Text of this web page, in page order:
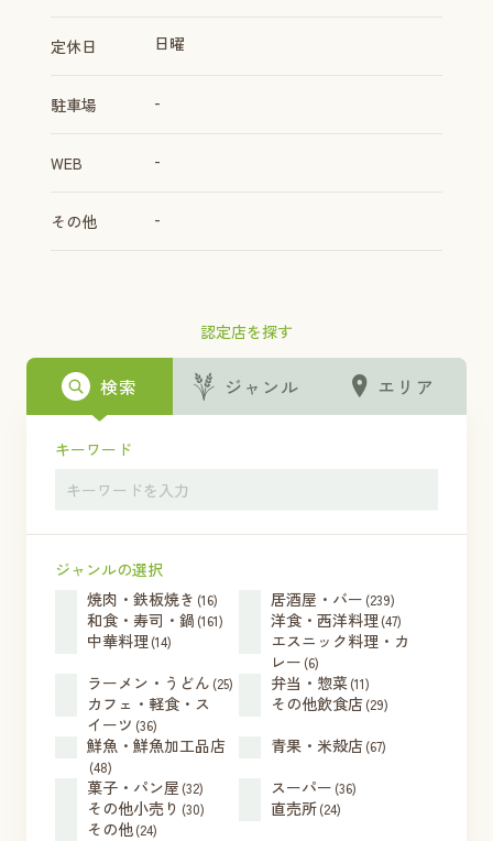
認定店を探す
検索 ジャンル エリア
キーワード
ジャンルの選択
焼肉・鉄板焼き (16) 居酒屋・バー (239)
和食・寿司・鍋 (161) 洋食・西洋料理 (47)
中華料理 (14)
エスニック料理・カ
レー (6)
ラーメン・うどん (25) 弁当・惣菜(11)
カフェ・軽食・ス
イーツ (36)
その他飲食店(29)
鮮魚・鮮魚加工品店
(48)
青果・米殻店(67)
菓子・パン屋 (32) スーパー (36)
その他小売り (30) 直売所(24)
その他(24)
定休日 日曜
駐車場 -
WEB -
その他 -